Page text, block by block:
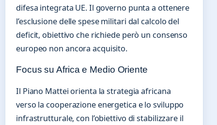
difesa integrata UE. Il governo punta a ottenere
l’esclusione delle spese militari dal calcolo del
deficit, obiettivo che richiede però un consenso
europeo non ancora acquisito.
Focus su Africa e Medio Oriente
Il Piano Mattei orienta la strategia africana
verso la cooperazione energetica e lo sviluppo
infrastrutturale, con l’obiettivo di stabilizzare il